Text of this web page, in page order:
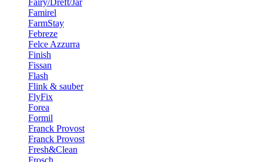
Fairy/Dreft/Jar
Famirel
FarmStay
Febreze
Felce Azzurra
Finish
Fissan
Flash
Flink & sauber
FlyFix
Forea
Formil
Franck Provost
Franck Provost
Fresh&Clean
Frosch